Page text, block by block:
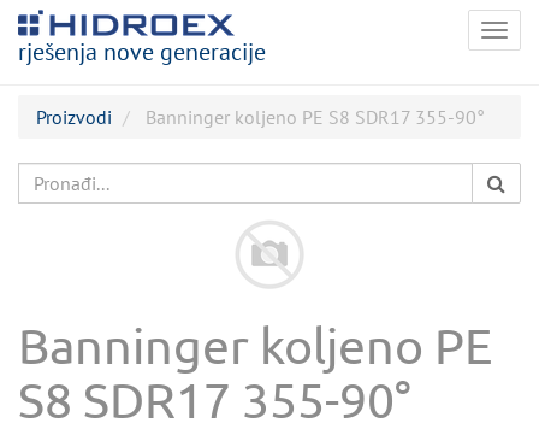
rješenja nove generacije
Proizvodi Banninger koljeno PE S8 SDR17 355-90°
Banninger koljeno PE
S8 SDR17 355-90°